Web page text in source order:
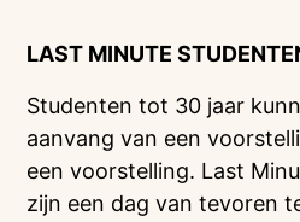
LAST MINUTE
Studenten tot 30 jaar
aanvang van een
een voorstelling. Last
zijn een dag van tevoren